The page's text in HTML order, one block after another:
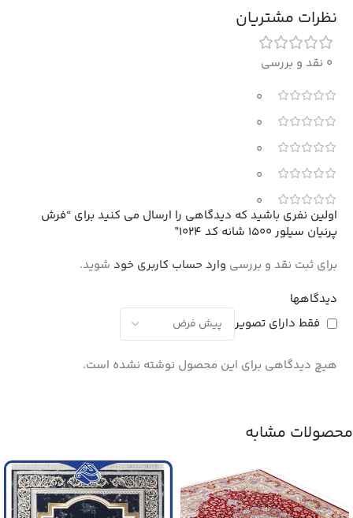
نظرات مشتریان
0 نقد و بررسی
0
0
0
0
0
دیدگاهها
فقط دارای تصویر
هیچ دیدگاهی برای این محصول نوشته نشده است.
اولین نفری باشید که دیدگاهی را ارسال می کنید برای “فرش
پرنیان سیلور 1500 شانه کد 1024”
برای ثبت نقد و بررسی وارد حساب کاربری خود شوید.
محصولات مشابه